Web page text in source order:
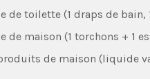
de toilette (1 draps de
de maison (1 torchons + 1
de maison (liquide